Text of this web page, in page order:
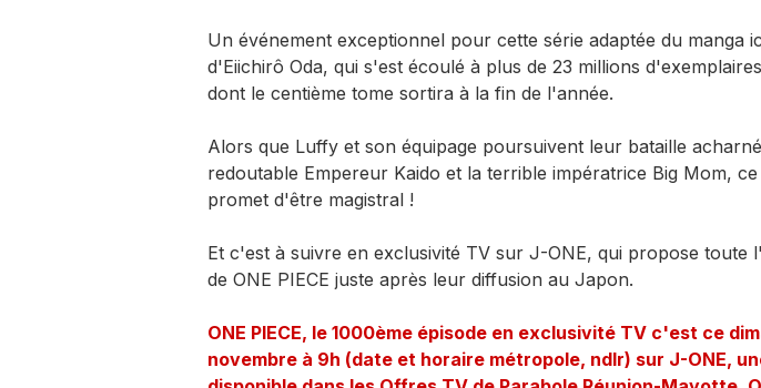
Un événement exceptionnel pour cette série adaptée du manga
d'Eiichirô Oda, qui s'est écoulé à plus de 23 millions
dont le centième tome sortira à la fin de l'année.
Alors que Luffy et son équipage poursuivent leur bataille
redoutable Empereur Kaido et la terrible impératrice Big Mom, ce
promet d'être magistral !
Et c'est à suivre en exclusivité TV sur J-ONE, qui propose toute
de ONE PIECE juste après leur diffusion au Japon.
ONE PIECE, le 1000ème épisode en exclusivité TV c'est ce
novembre à 9h (date et horaire métropole, ndlr) sur J-ONE,